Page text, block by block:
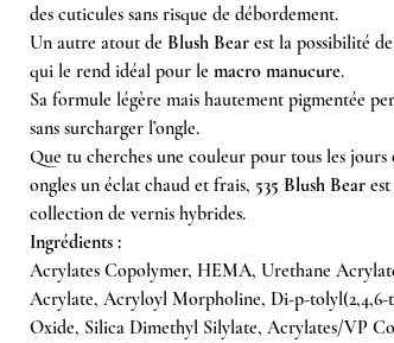
des cuticules sans risque de débordement.
Un autre atout de Blush Bear est la possibilité
qui le rend idéal pour le macro manucure.
Sa formule légère mais hautement pigmentée
sans surcharger l’ongle.
Que tu cherches une couleur pour tous les
ongles un éclat chaud et frais, 535 Blush Bear
collection de vernis hybrides.
Ingrédients :
Acrylates Copolymer, HEMA, Urethane
Acrylate, Acryloyl Morpholine, Di-p-tolyl(2,4,6-
Oxide, Silica Dimethyl Silylate, Acrylates/VP